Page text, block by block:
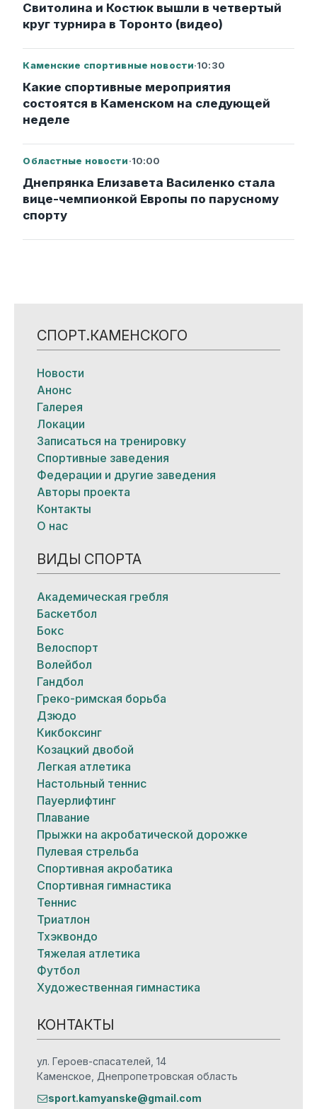
Свитолина и Костюк вышли в четвертый
круг турнира в Торонто (видео)
Каменские спортивные новости·10:30
Какие спортивные мероприятия
состоятся в Каменском на следующей
неделе
Областные новости·10:00
Днепрянка Елизавета Василенко стала
вице-чемпионкой Европы по парусному
спорту
СПОРТ.КАМЕНСКОГО
Новости
Анонс
Галерея
Локации
Записаться на тренировку
Спортивные заведения
Федерации и другие заведения
Авторы проекта
Контакты
О нас
ВИДЫ СПОРТА
Академическая гребля
Баскетбол
Бокс
Велоспорт
Волейбол
Гандбол
Греко-римская борьба
Дзюдо
Кикбоксинг
Козацкий двобой
Легкая атлетика
Настольный теннис
Пауерлифтинг
Плавание
Прыжки на акробатической дорожке
Пулевая стрельба
Спортивная акробатика
Спортивная гимнастика
Теннис
Триатлон
Тхэквондо
Тяжелая атлетика
Футбол
Художественная гимнастика
КОНТАКТЫ
ул. Героев-спасателей, 14
Каменское, Днепропетровская область
sport.kamyanske@gmail.com